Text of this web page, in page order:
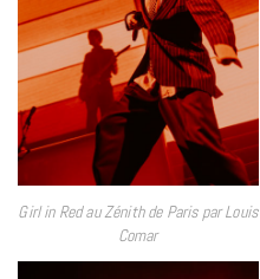
Girl in Red au Zénith de Paris par Louis
Comar